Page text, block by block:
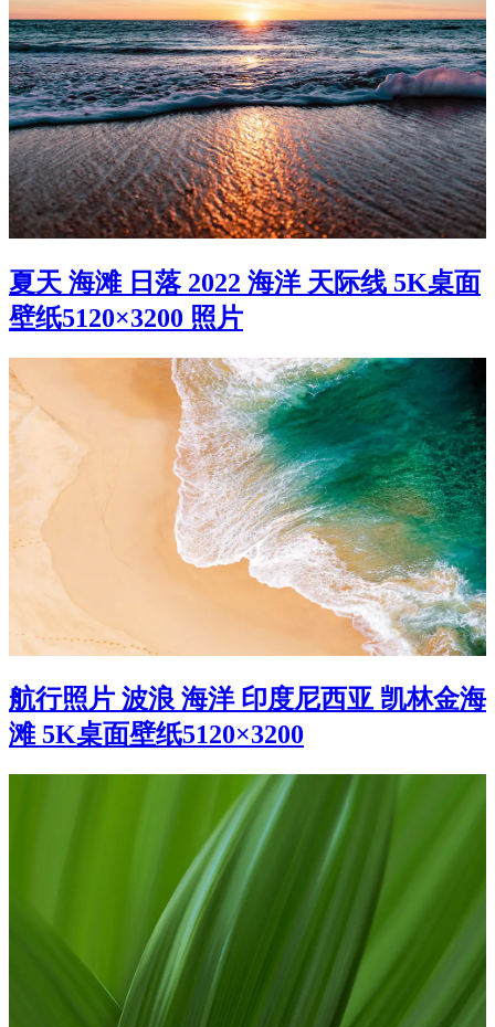
夏天 海滩 日落 2022 海洋 天际线 5K桌面
壁纸5120×3200 照片
航行照片 波浪 海洋 印度尼西亚 凯林金海
滩 5K桌面壁纸5120×3200